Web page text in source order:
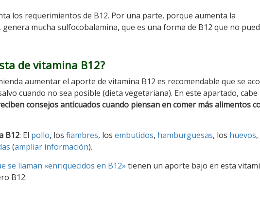
los requerimientos de B12. Por una parte, porque aumenta la
genera mucha sulfocobalamina, que es una forma de B12 que no
de vitamina B12?
aumentar el aporte de vitamina B12 es recomendable que se
cuando no sea posible (dieta vegetariana). En este apartado, cabe
consejos anticuados cuando piensan en comer más alimentos
B12: El pollo, los fiambres, los embutidos, hamburguesas, los huevos
(ampliar información).
se llaman «enriquecidos en B12» tienen un aporte bajo en esta
B12.